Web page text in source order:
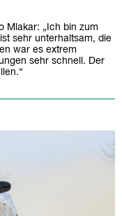
Mlakar: „Ich bin zum
sehr unterhaltsam, die
war es extrem
sehr schnell. Der